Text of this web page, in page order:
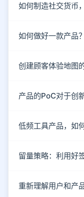
如何制造社交货币
如何做好一款产品
创建顾客体验地图
产品的PoC对于创
低频工具产品，如
留量策略：利用好
重新理解用户和产